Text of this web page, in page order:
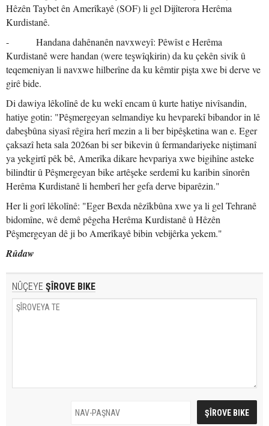
Hêzên Taybet ên Amerîkayê (SOF) li gel Dijîterora Herêma
Kurdistanê.
- Handana dahênanên navxweyî: Pêwîst e Herêma
Kurdistanê were handan (were teşwîqkirin) da ku çekên sivik û
teqemeniyan li navxwe hilberîne da ku kêmtir pişta xwe bi derve ve
girê bide.
Di dawiya lêkolînê de ku wekî encam û kurte hatiye nivîsandin,
hatiye gotin: "Pêşmergeyan selmandiye ku hevparekî bibandor in lê
dabeşbûna siyasî rêgira herî mezin a li ber bipêşketina wan e. Eger
çaksazî heta sala 2026an bi ser bikevin û fermandariyeke niştimanî
ya yekgirtî pêk bê, Amerîka dikare hevpariya xwe bigihîne asteke
bilindtir û Pêşmergeyan bike artêşeke serdemî ku karibin sînorên
Herêma Kurdistanê li hemberî her gefa derve biparêzin."
Her li gorî lêkolînê: "Eger Bexda nêzîkbûna xwe ya li gel Tehranê
bidomîne, wê demê pêgeha Herêma Kurdistanê û Hêzên
Pêşmergeyan dê ji bo Amerîkayê bibin vebijêrka yekem."
Rûdaw
NÛÇEYE ŞÎROVE BIKE